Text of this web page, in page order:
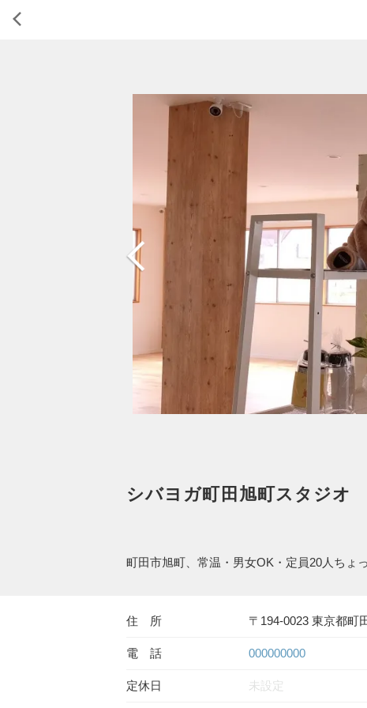
シバヨガ町田旭町スタジオ
町田市旭町、常温・男女OK・定員20人ちょ
住 所 〒194-0023 東京都町
電 話 000000000
定休日 未設定